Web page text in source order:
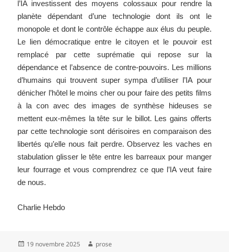
l’IA investissent des moyens colossaux pour rendre la
planète dépendant d’une technologie dont ils ont le
monopole et dont le contrôle échappe aux élus du peuple.
Le lien démocratique entre le citoyen et le pouvoir est
remplacé par cette suprématie qui repose sur la
dépendance et l’absence de contre-pouvoirs. Les millions
d’humains qui trouvent super sympa d’utiliser l’IA pour
dénicher l’hôtel le moins cher ou pour faire des petits films
à la con avec des images de synthèse hideuses se
mettent eux-mêmes la tête sur le billot. Les gains offerts
par cette technologie sont dérisoires en comparaison des
libertés qu’elle nous fait perdre. Observez les vaches en
stabulation glisser le tête entre les barreaux pour manger
leur fourrage et vous comprendrez ce que l’IA veut faire
de nous.
Charlie Hebdo
Publié
19 novembre 2025 Auteur
prose